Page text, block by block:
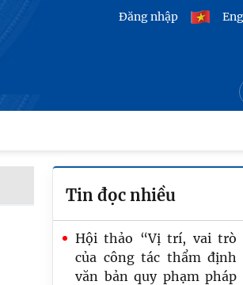
Đăng nhập
Tin đọc nhiều
Hội thảo “Vị trí, vai trò
của công tác thẩm định
văn bản quy phạm pháp